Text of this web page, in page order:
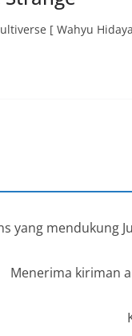
[ Wahyu
yang mendukung
Menerima kiriman